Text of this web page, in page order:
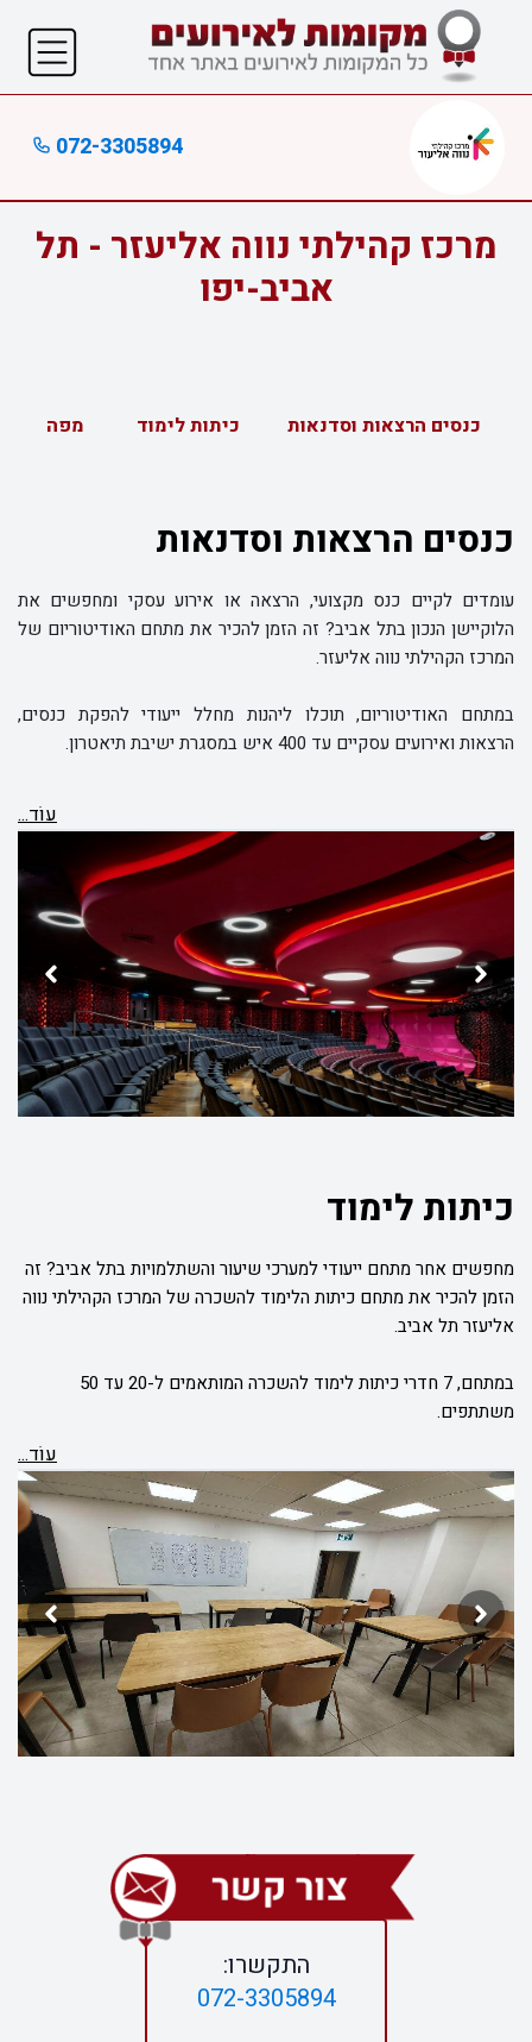
072-3305894
מרכז קהילתי נווה אליעזר - תל
אביב-יפו
כנסים הרצאות וסדנאות כיתות לימוד מפה
כנסים הרצאות וסדנאות
עומדים לקיים כנס מקצועי, הרצאה או אירוע עסקי ומחפשים את
הלוקיישן הנכון בתל אביב? זה הזמן להכיר את מתחם האודיטוריום של
המרכז הקהילתי נווה אליעזר.
במתחם האודיטוריום, תוכלו ליהנות מחלל ייעודי להפקת כנסים,
הרצאות ואירועים עסקיים עד 400 איש במסגרת ישיבת תיאטרון.
עוֹד...
כיתות לימוד
מחפשים אחר מתחם ייעודי למערכי שיעור והשתלמויות בתל אביב? זה
הזמן להכיר את מתחם כיתות הלימוד להשכרה של המרכז הקהילתי נווה
אליעזר תל אביב.
במתחם, 7 חדרי כיתות לימוד להשכרה המותאמים ל-20 עד 50
משתתפים.
בכל אחד מחדרי הלימוד תוכלו למצוא מערכות ישיבה (שולחנות
וכיסאות לימוד), מסך פלאזמה, מערכת סאונד וחיבור למחשב.
לפרטים נוספים על מסלולי ההשכרה, צרו איתנו קשר עוד היום.
עוֹד...
התקשרו:
072-3305894